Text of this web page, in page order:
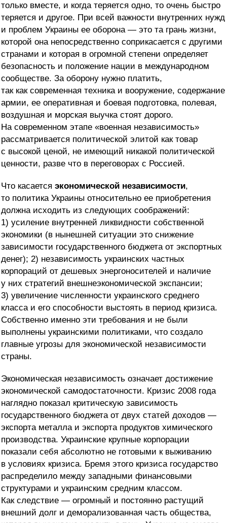
только вместе, и когда теряется одно, то очень быстро
теряется и другое. При всей важности внутренних нужд
и проблем Украины ее оборона — это та грань жизни,
которой она непосредственно соприкасается с другими
странами и которая в огромной степени определяет
безопасность и положение нации в международном
сообществе. За оборону нужно платить,
так как современная техника и вооружение, содержание
армии, ее оперативная и боевая подготовка, полевая,
воздушная и морская выучка стоят дорого.
На современном этапе «военная независимость»
рассматривается политической элитой как товар
с высокой ценой, не имеющий никакой политической
ценности, разве что в переговорах с Россией.
Что касается экономической независимости,
то политика Украины относительно ее приобретения
должна исходить из следующих соображений:
1) усиление внутренней ликвидности собственной
экономики (в нынешней ситуации это снижение
зависимости государственного бюджета от экспортных
денег); 2) независимость украинских частных
корпораций от дешевых энергоносителей и наличие
у них стратегий внешнеэкономической экспансии;
3) увеличение численности украинского среднего
класса и его способности выстоять в период кризиса.
Собственно именно эти требования и не были
выполнены украинскими политиками, что создало
главные угрозы для экономической независимости
страны.
Экономическая независимость означает достижение
экономической самодостаточности. Кризис 2008 года
наглядно показал критическую зависимость
государственного бюджета от двух статей доходов —
экспорта металла и экспорта продуктов химического
производства. Украинские крупные корпорации
показали себя абсолютно не готовыми к выживанию
в условиях кризиса. Бремя этого кризиса государство
распределило между западными финансовыми
структурами и украинским средним классом.
Как следствие — огромный и постоянно растущий
внешний долг и деморализованная часть общества,